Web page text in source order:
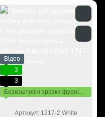
Відео
3
3
Безкоштовні зразки фурнітури
Артикул: 1217-2 White